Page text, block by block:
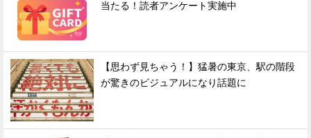
当たる！読者アンケート実施中
【思わず見ちゃう！】猛暑の東京、駅の階段
が驚きのビジュアルになり話題に